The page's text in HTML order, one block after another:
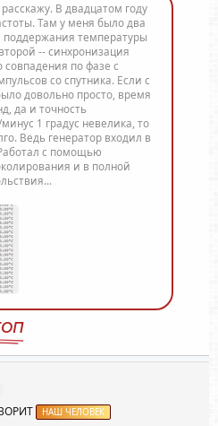
В двадцатом году
Там у меня было два
поддержания температуры
-- синхронизация
совпадения по фазе с
со спутника. Если с
довольно просто, время
да и точность
1 градус невелика, то
Ведь генератор входил в
с помощью
и в полной
НАШ ЧЕЛОВЕК